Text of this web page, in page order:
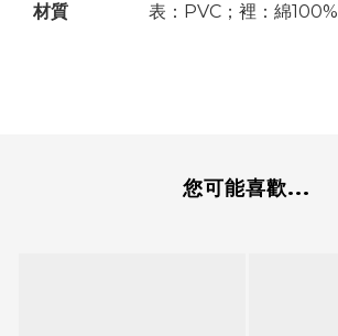
材質
表：PVC；裡：綿100%
您可能喜歡...